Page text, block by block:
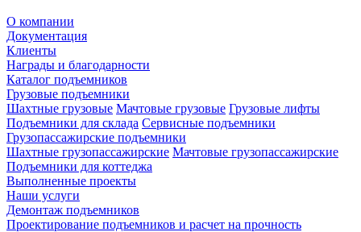
О компании
Документация
Клиенты
Награды и благодарности
Каталог подъемников
Грузовые подъемники
Шахтные грузовые Мачтовые грузовые Грузовые лифты
Подъемники для склада Сервисные подъемники
Грузопассажирские подъемники
Шахтные грузопассажирские Мачтовые грузопассажирские
Подъемники для коттеджа
Выполненные проекты
Наши услуги
Демонтаж подъемников
Проектирование подъемников и расчет на прочность